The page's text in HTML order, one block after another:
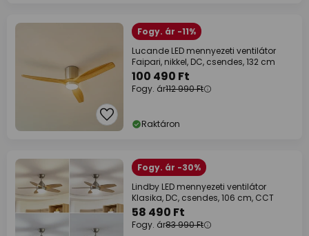
Fogy. ár -11%
Lucande LED mennyezeti ventilátor
Faipari, nikkel, DC, csendes, 132 cm
100 490 Ft
Fogy. ár112 990 Ft
Raktáron
Fogy. ár -30%
Lindby LED mennyezeti ventilátor
Klasika, DC, csendes, 106 cm, CCT
58 490 Ft
Fogy. ár83 990 Ft